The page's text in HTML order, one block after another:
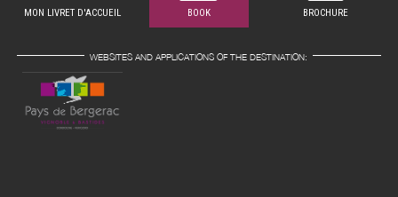
MON LIVRET D'ACCUEIL BOOK BROCHURE
WEBSITES AND APPLICATIONS OF THE DESTINATION: